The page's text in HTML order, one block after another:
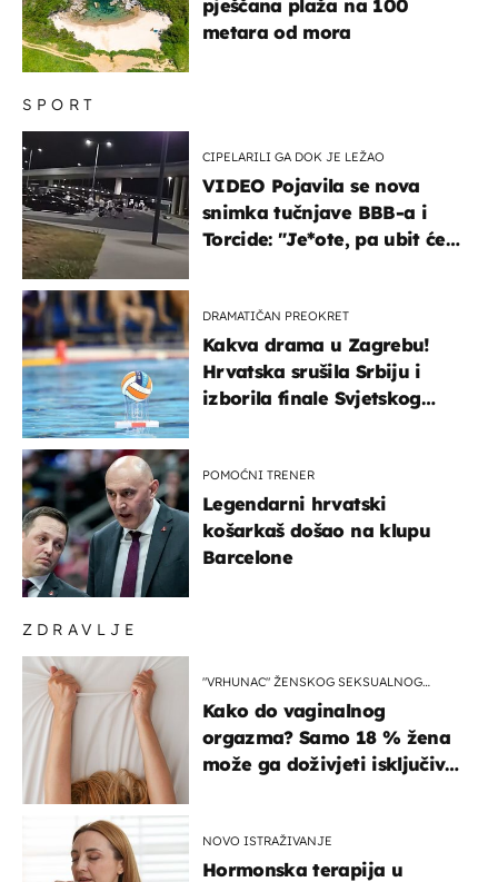
ZDRAVLJE
"VRHUNAC" ŽENSKOG SEKSUALNOG
Kako do vaginalnog
orgazma? Samo 18 % žena
može ga doživjeti isključivo
NOVO ISTRAŽIVANJE
Hormonska terapija u
SPORT
CIPELARILI GA DOK JE LEŽAO
VIDEO Pojavila se nova
snimka tučnjave BBB-a i
Torcide: "Je*ote, pa ubit će
DRAMATIČAN PREOKRET
Kakva drama u Zagrebu!
Hrvatska srušila Srbiju i
izborila finale Svjetskog
POMOĆNI TRENER
Legendarni hrvatski
košarkaš došao na klupu
Barcelone
pješčana plaža na 100
metara od mora